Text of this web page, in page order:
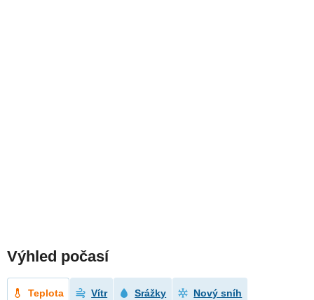
Výhled počasí
Teplota Vítr Srážky Nový sníh